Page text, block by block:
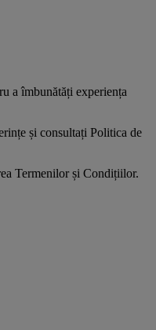
a îmbunătăți experiența
și consultați Politica de
Termenilor și Condițiilor.